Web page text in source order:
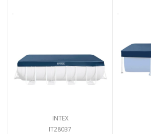
INTEX
IT28037